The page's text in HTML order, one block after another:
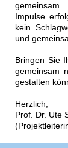
Impulse
kein
und
Bringen Sie
gemeinsam
gestalten
Herzlich,
Prof. Dr. Ute